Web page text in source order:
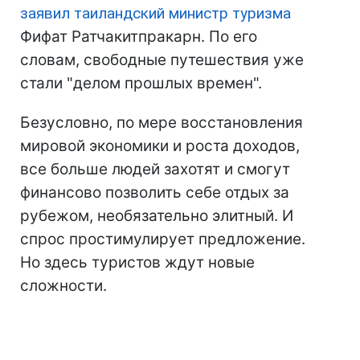
заявил таиландский министр туризма
Фифат Ратчакитпракарн. По его
словам, свободные путешествия уже
стали "делом прошлых времен".
Безусловно, по мере восстановления
мировой экономики и роста доходов,
все больше людей захотят и смогут
финансово позволить себе отдых за
рубежом, необязательно элитный. И
спрос простимулирует предложение.
Но здесь туристов ждут новые
сложности.